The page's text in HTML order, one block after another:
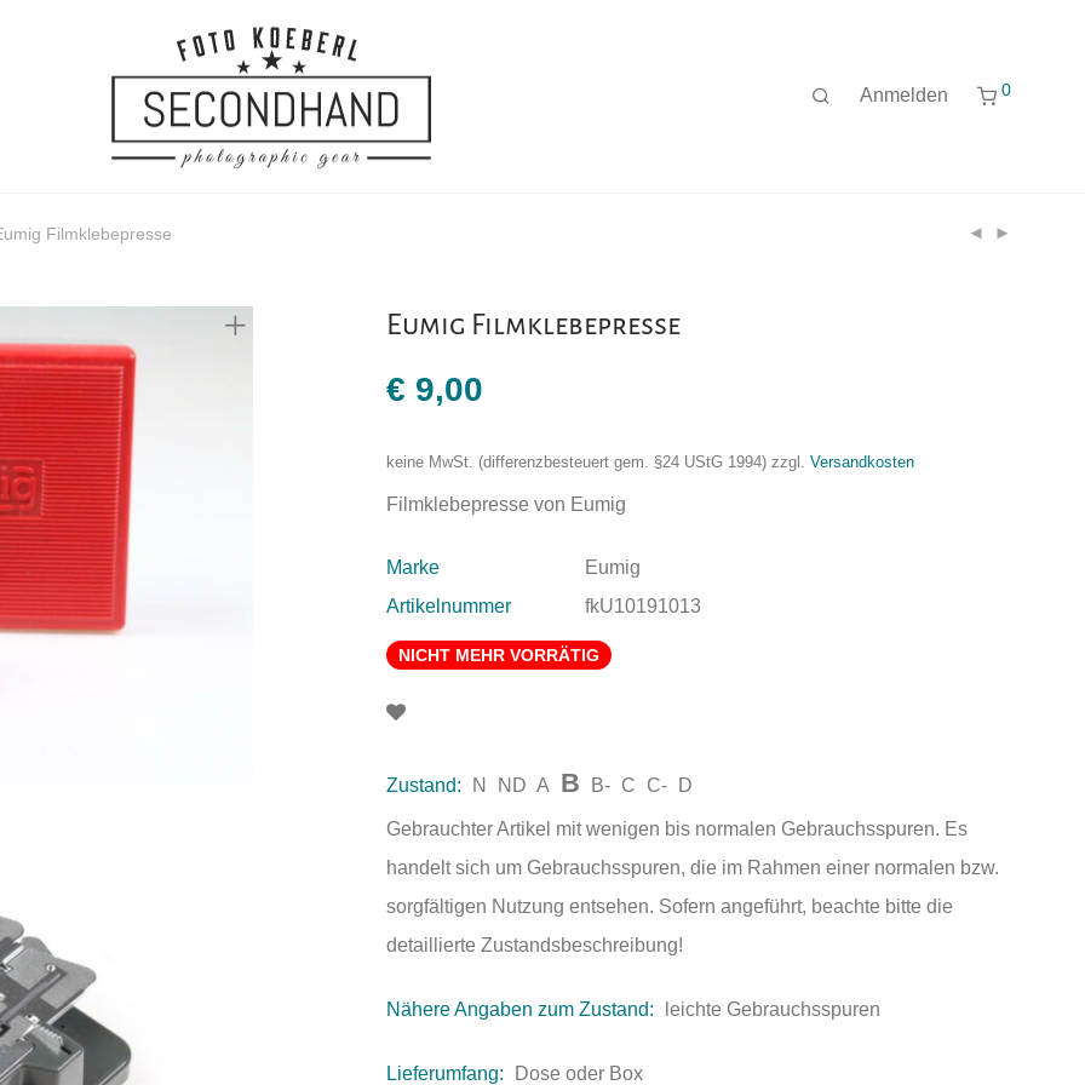
Anmelden 0
Filmklebepresse
Eumig Filmklebepresse
€ 9,00
keine MwSt. (differenzbesteuert gem. §24 UStG 1994) zzgl. Versandkosten
Filmklebepresse von Eumig
Marke
Eumig
Artikelnummer
fkU10191013
NICHT MEHR VORRÄTIG
Zustand: N ND A B B- C C- D
Gebrauchter Artikel mit wenigen bis normalen Gebrauchsspuren. Es
handelt sich um Gebrauchsspuren, die im Rahmen einer normalen bzw.
sorgfältigen Nutzung entsehen. Sofern angeführt, beachte bitte die
detaillierte Zustandsbeschreibung!
Nähere Angaben zum Zustand: leichte Gebrauchsspuren
Lieferumfang: Dose oder Box